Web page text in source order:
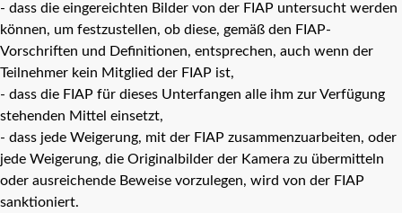
- dass die eingereichten Bilder von der FIAP untersucht werden
können, um festzustellen, ob diese, gemäß den FIAP-
Vorschriften und Definitionen, entsprechen, auch wenn der
Teilnehmer kein Mitglied der FIAP ist,
- dass die FIAP für dieses Unterfangen alle ihm zur Verfügung
stehenden Mittel einsetzt,
- dass jede Weigerung, mit der FIAP zusammenzuarbeiten, oder
jede Weigerung, die Originalbilder der Kamera zu übermitteln
oder ausreichende Beweise vorzulegen, wird von der FIAP
sanktioniert.